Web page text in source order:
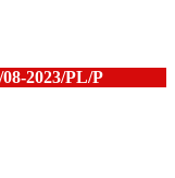
2023/PL/P